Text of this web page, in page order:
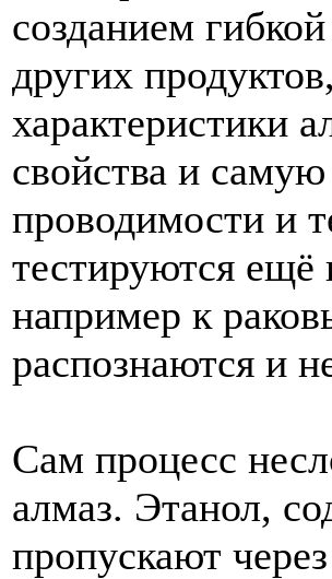
созданием гибкой
других продуктов,
характеристики
свойства и самую
проводимости и
тестируются ещё
например к
распознаются и
Сам процесс
алмаз. Этанол,
пропускают через